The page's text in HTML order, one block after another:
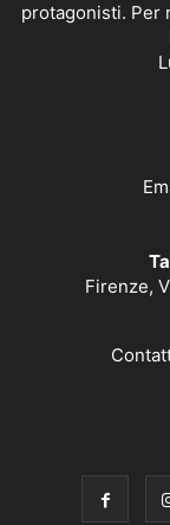
protagonisti. Per
Firenze,